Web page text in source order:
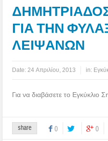
ΓΙΑ ΤΗΝ
ΛΕΙΨΑΝΩΝ
Date: 24 Απριλίου, 2013 in:
Για να διαβάσετε το Εγκύκλιο
share 0 0